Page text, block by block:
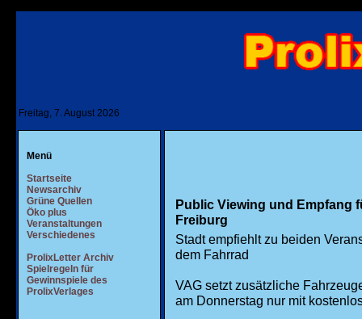
Freitag, 7. August 2026
Menü
Startseite
Newsarchiv
Grüne Quellen
Öko plus
Veranstaltungen
Verschiedenes
ProlixLetter Archiv
Spielregeln für
Gewinnspiele des
ProlixVerlages
Public Viewing und Empfang
Freiburg
Stadt empfiehlt zu beiden
dem Fahrrad
VAG setzt zusätzliche
am Donnerstag nur mit